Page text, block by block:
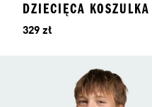
DZIECIĘCA
Cena
329 zł